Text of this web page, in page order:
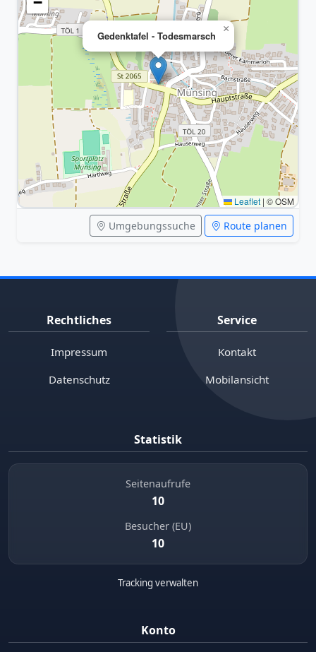
Gedenktafel - Todesmarsch
×
Leaflet | © OSM
Umgebungssuche Route planen
Rechtliches
Impressum
Datenschutz
Service
Kontakt
Mobilansicht
Statistik
Seitenaufrufe
10
Besucher (EU)
10
Tracking verwalten
Konto